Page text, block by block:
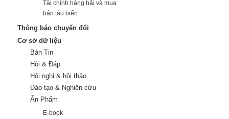
Tài chính hàng hải và mua
bán tàu biển
Thông báo chuyển đổi
Cơ sở dữ liệu
Bản Tin
Hỏi & Đáp
Hội nghị & hội thảo
Đào tạo & Nghiên cứu
Ấn Phẩm
E-book